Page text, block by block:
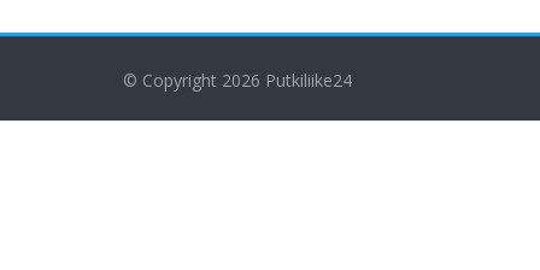
© Copyright 2026 Putkiliike24